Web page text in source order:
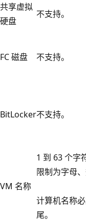
共享虚拟
硬盘
不支持。
FC 磁盘 不支持。
BitLocker不支持。
VM 名称
1 到 63 个字
限制为字母
计算机名称
尾。